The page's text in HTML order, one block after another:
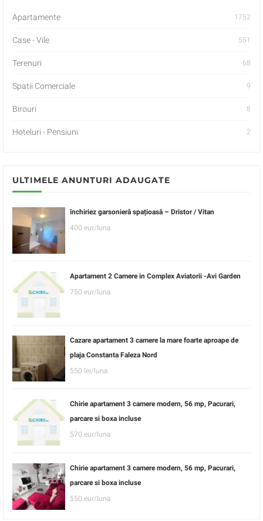
Apartamente 1752
Case - Vile 551
Terenuri 68
Spatii Comerciale 9
Birouri 8
Hoteluri - Pensiuni 2
ULTIMELE ANUNTURI ADAUGATE
închiriez garsonieră spațioasă – Dristor / Vitan
400 eur/luna
Apartament 2 Camere in Complex Aviatorii -Avi Garden
750 eur/luna
Cazare apartament 3 camere la mare foarte aproape de
plaja Constanta Faleza Nord
550 lei/luna
Chirie apartament 3 camere modern, 56 mp, Pacurari,
parcare si boxa incluse
570 eur/luna
Chirie apartament 3 camere modern, 56 mp, Pacurari,
parcare si boxa incluse
550 eur/luna